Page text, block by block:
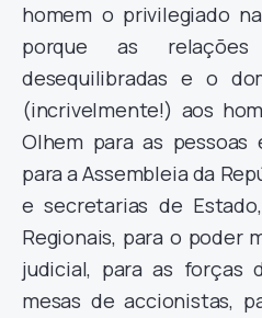
homem o privilegiado
porque as
desequilibradas e o
(incrivelmente!) aos
Olhem para as pessoas
para a Assembleia da
e secretarias de
Regionais, para o poder
judicial, para as forças
mesas de accionistas,